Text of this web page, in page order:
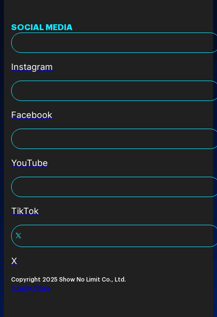
SOCIAL MEDIA
Instagram
Facebook
YouTube
TikTok
X
Copyright 2025 Show No Limit Co., Ltd.
Privacy Policy